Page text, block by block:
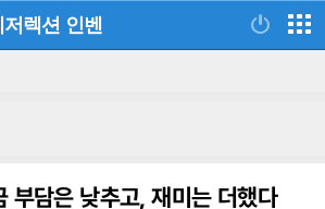
렉션 인벤
부담은 낮추고, 재미는 더했다